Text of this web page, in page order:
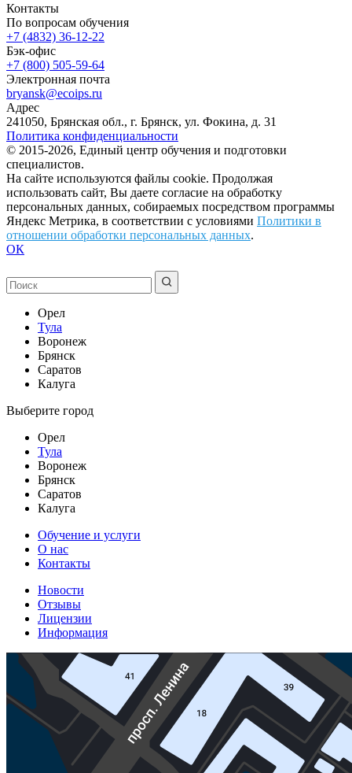
Контакты
По вопросам обучения
+7 (4832) 36-12-22
Бэк-офис
+7 (800) 505-59-64
Электронная почта
bryansk@ecoips.ru
Адрес
241050, Брянская обл., г. Брянск, ул. Фокина, д. 31
Политика конфиденциальности
© 2015-2026, Единый центр обучения и подготовки
специалистов.
На сайте используются файлы cookie. Продолжая
использовать сайт, Вы даете согласие на обработку
персональных данных, собираемых посредством программы
Яндекс Метрика, в соответствии с условиями Политики в
отношении обработки персональных данных.
ОК
Орел
Тула
Воронеж
Брянск
Саратов
Калуга
Выберите город
Орел
Тула
Воронеж
Брянск
Саратов
Калуга
Обучение и услуги
О нас
Контакты
Новости
Отзывы
Лицензии
Информация